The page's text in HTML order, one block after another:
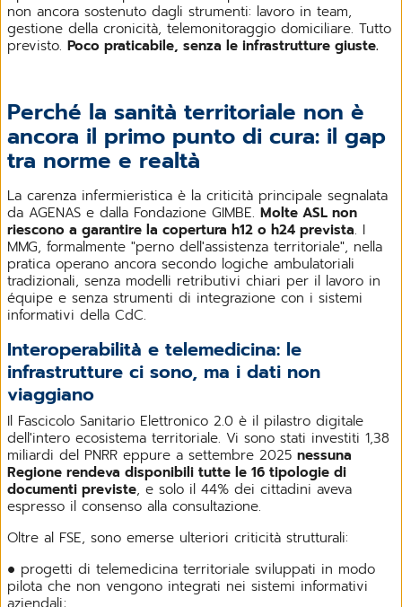
non ancora sostenuto dagli strumenti: lavoro in team,
gestione della cronicità, telemonitoraggio domiciliare. Tutto
previsto. Poco praticabile, senza le infrastrutture giuste.
Perché la sanità territoriale non è
ancora il primo punto di cura: il gap
tra norme e realtà
La carenza infermieristica è la criticità principale segnalata
da AGENAS e dalla Fondazione GIMBE. Molte ASL non
riescono a garantire la copertura h12 o h24 prevista. I
MMG, formalmente "perno dell'assistenza territoriale", nella
pratica operano ancora secondo logiche ambulatoriali
tradizionali, senza modelli retributivi chiari per il lavoro in
équipe e senza strumenti di integrazione con i sistemi
informativi della CdC.
Interoperabilità e telemedicina: le
infrastrutture ci sono, ma i dati non
viaggiano
Il Fascicolo Sanitario Elettronico 2.0 è il pilastro digitale
dell'intero ecosistema territoriale. Vi sono stati investiti 1,38
miliardi del PNRR eppure a settembre 2025 nessuna
Regione rendeva disponibili tutte le 16 tipologie di
documenti previste, e solo il 44% dei cittadini aveva
espresso il consenso alla consultazione.
Oltre al FSE, sono emerse ulteriori criticità strutturali:
● progetti di telemedicina territoriale sviluppati in modo
pilota che non vengono integrati nei sistemi informativi